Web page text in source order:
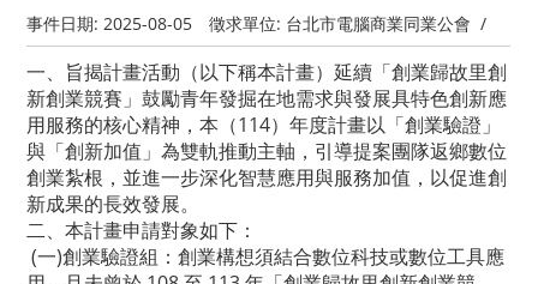
事件日期: 2025-08-05 徵求單位: 台北市電腦商業同業公會 /
一、旨揭計畫活動（以下稱本計畫）延續「創業歸故里創
新創業競賽」鼓勵青年發掘在地需求與發展具特色創新應
用服務的核心精神，本（114）年度計畫以「創業驗證」
與「創新加值」為雙軌推動主軸，引導提案團隊返鄉數位
創業紮根，並進一步深化智慧應用與服務加值，以促進創
新成果的長效發展。
二、本計畫申請對象如下：
(一)創業驗證組：創業構想須結合數位科技或數位工具應